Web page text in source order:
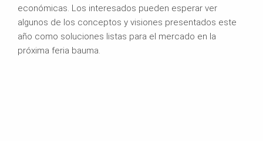
económicas. Los interesados pueden esperar ver
algunos de los conceptos y visiones presentados este
año como soluciones listas para el mercado en la
próxima feria bauma.